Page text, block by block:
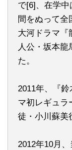
で[6]、在学
間をぬって全
大河ドラマ『
人公・坂本龍
た。
2011年、『
マ初レギュラ
徒・小川蘇美
2012年10月